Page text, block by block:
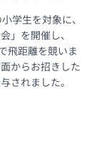
学生を対象に、
」を開催し、
飛距離を競いま
からお招きした
されました。